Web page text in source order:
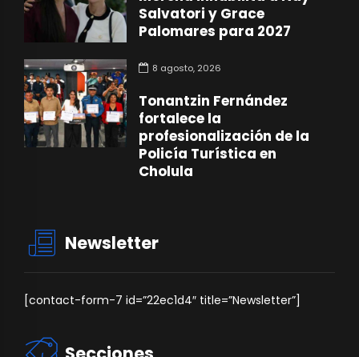
Salvatori y Grace
Palomares para 2027
8 agosto, 2026
Tonantzin Fernández
fortalece la
profesionalización de la
Policía Turística en
Cholula
Newsletter
[contact-form-7 id=”22ec1d4″ title=”Newsletter”]